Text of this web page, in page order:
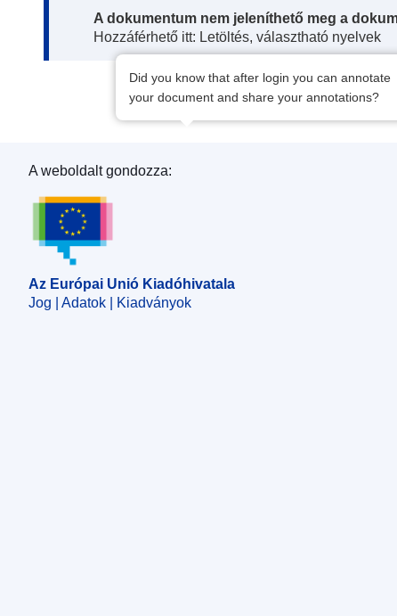
Note:
A dokumentum nem jeleníthető meg a
Hozzáférhető itt: Letöltés, választható nyelvek
Did you know that after login you can annotate
your document and share your annotations?
Az Európai Unió Kiadóhivatala
A weboldalt gondozza:
Az Európai Unió Kiadóhivatala
Jog | Adatok | Kiadványok